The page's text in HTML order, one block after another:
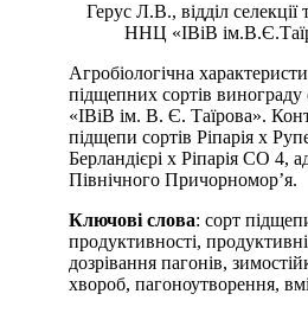
Герус Л.В., відділ селекції
ННЦ «ІВіВ
Агробіологічна
підщепних сортів
«ІВіВ ім. В. Є. Таїрова».
підщепи сортів Ріпарія х
Берландієрі х Ріпарія СО 4,
Північного Причорномор’я.
Ключові слова: сорт
продуктивності,
дозрівання пагонів,
хвороб, пагоноутворення,